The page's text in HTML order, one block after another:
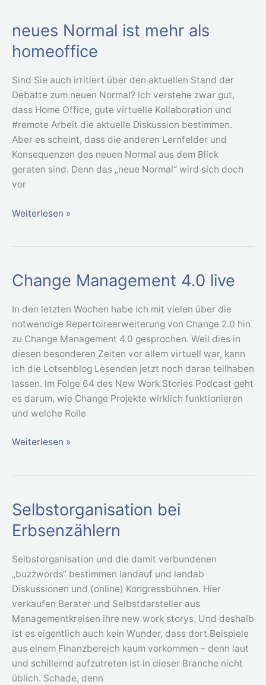
neues Normal ist mehr als
homeoffice
Sind Sie auch irritiert über den aktuellen Stand der
Debatte zum neuen Normal? Ich verstehe zwar gut,
dass Home Office, gute virtuelle Kollaboration und
#remote Arbeit die aktuelle Diskussion bestimmen.
Aber es scheint, dass die anderen Lernfelder und
Konsequenzen des neuen Normal aus dem Blick
geraten sind. Denn das „neue Normal“ wird sich doch
vor
neues
ist
als
homeoffice
Weiterlesen »
Change Management 4.0 live
In den letzten Wochen habe ich mit vielen über die
notwendige Repertoireerweiterung von Change 2.0 hin
zu Change Management 4.0 gesprochen. Weil dies in
diesen besonderen Zeiten vor allem virtuell war, kann
ich die Lotsenblog Lesenden jetzt noch daran teilhaben
lassen. Im Folge 64 des New Work Stories Podcast geht
es darum, wie Change Projekte wirklich funktionieren
und welche Rolle
Change
Management
4.0
live
Weiterlesen »
Selbstorganisation bei
Erbsenzählern
Selbstorganisation und die damit verbundenen
„buzzwords“ bestimmen landauf und landab
Diskussionen und (online) Kongressbühnen. Hier
verkaufen Berater und Selbstdarsteller aus
Managementkreisen ihre new work storys. Und deshalb
ist es eigentlich auch kein Wunder, dass dort Beispiele
aus einem Finanzbereich kaum vorkommen – denn laut
und schillernd aufzutreten ist in dieser Branche nicht
üblich. Schade, denn
Selbstorganisation
Erbsenzählern